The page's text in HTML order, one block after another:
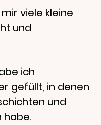
viele kleine
und
ich
gefüllt, in denen
und
habe.